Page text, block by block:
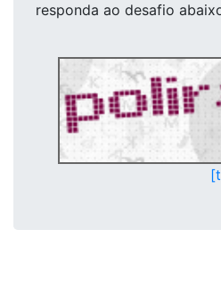
responda ao desafio